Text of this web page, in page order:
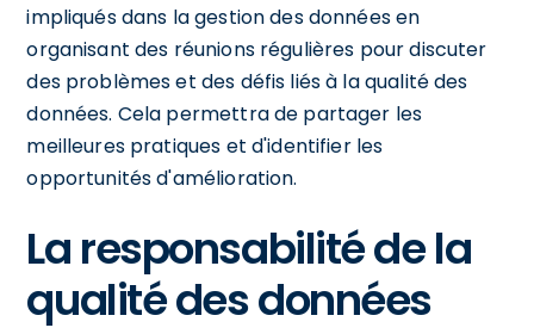
impliqués dans la gestion des données en
organisant des réunions régulières pour discuter
des problèmes et des défis liés à la qualité des
données. Cela permettra de partager les
meilleures pratiques et d'identifier les
opportunités d'amélioration.
La responsabilité de la
qualité des données